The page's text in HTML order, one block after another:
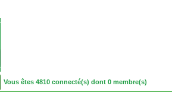
Vous êtes 4810 connecté(s) dont 0 membre(s)